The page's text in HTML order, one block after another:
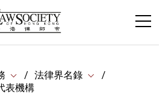
法律界名錄
表機構